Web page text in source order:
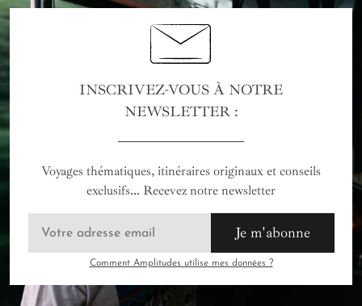
INSCRIVEZ-VOUS À NOTRE
NEWSLETTER :
Voyages thématiques, itinéraires originaux et conseils
exclusifs... Recevez notre newsletter
Je m'abonne
Comment Amplitudes utilise mes données ?